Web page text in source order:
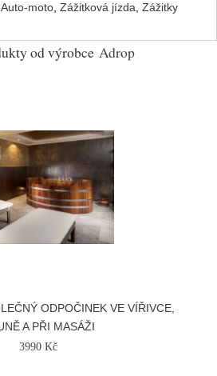
Auto-moto, Zážitková jízda Zážitky
od výrobce Adrop
ODPOČINEK VE VÍŘIVCE,
A PŘI MASÁŽI
3990 Kč